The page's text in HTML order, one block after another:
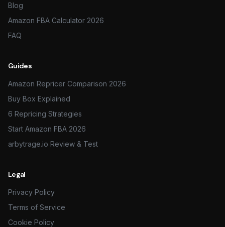
Blog
Amazon FBA Calculator 2026
FAQ
Guides
Amazon Repricer Comparison 2026
Buy Box Explained
6 Repricing Strategies
Start Amazon FBA 2026
arbytrage.io Review & Test
Legal
Privacy Policy
Terms of Service
Cookie Policy